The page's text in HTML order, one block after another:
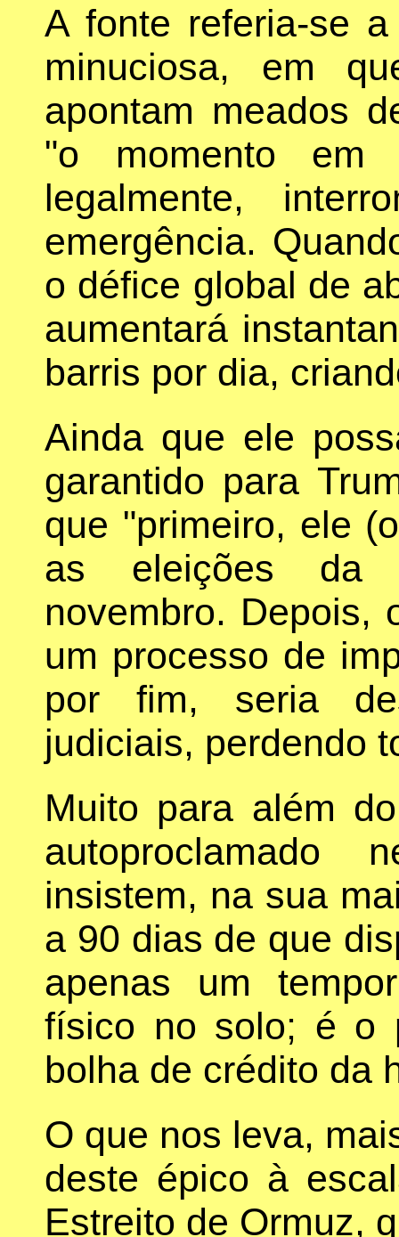
A fonte referia-se
minuciosa, em
apontam meados
"o momento em
legalmente,
emergência.
o défice global de
aumentará
barris por dia,
Ainda que ele
garantido para
que "primeiro, ele
as eleições da
novembro. Depois,
um processo de
por fim, seria
judiciais, perdendo
Muito para além
autoproclamado
insistem, na sua
a 90 dias de que
apenas um
físico no solo; é o
bolha de crédito da
O que nos leva,
deste épico à
Estreito de Ormuz,